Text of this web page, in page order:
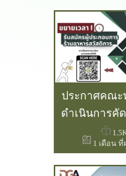
ประกาศคณะ
ดำเนินการคั
ประกอบกา
อาหารสวัสดิ
โรงอาหารส
1 เดือน